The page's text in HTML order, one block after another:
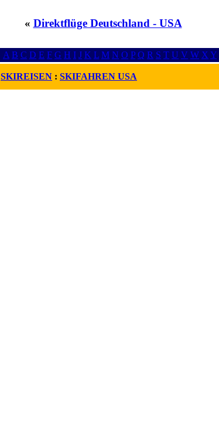
« Direktflüge Deutschland - USA
A B C D E F G H I J K L M N O P Q R S T U V W X Y
SKIREISEN : SKIFAHREN USA